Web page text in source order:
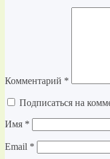
Комментарий *
Подписаться на
Имя *
Email *